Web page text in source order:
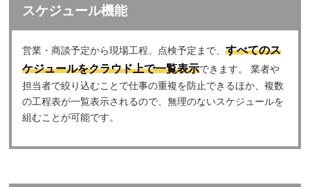
スケジュール機能
営業・商談予定から現場工程、点検予定まで、すべてのス
ケジュールをクラウド上で一覧表示できます。 業者や
担当者で絞り込むことで仕事の重複を防止できるほか、複数
の工程表が一覧表示されるので、無理のないスケジュールを
組むことが可能です。